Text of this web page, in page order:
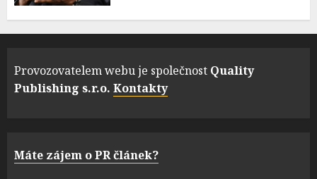
Provozovatelem webu je společnost Quality
Publishing s.r.o. Kontakty
Máte zájem o PR článek?